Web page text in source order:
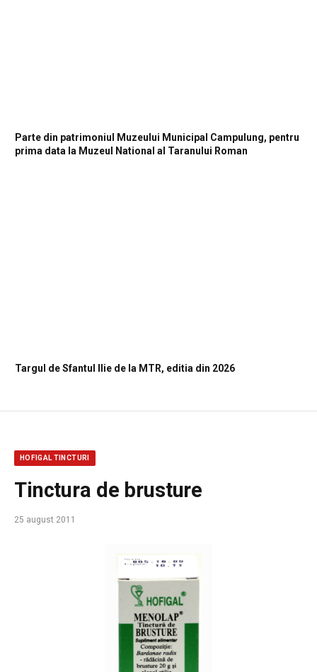
Parte din patrimoniul Muzeului Municipal Campulung, pentru
prima data la Muzeul National al Taranului Roman
Targul de Sfantul Ilie de la MTR, editia din 2026
HOFIGAL TINCTURI
Tinctura de brusture
25 august 2011